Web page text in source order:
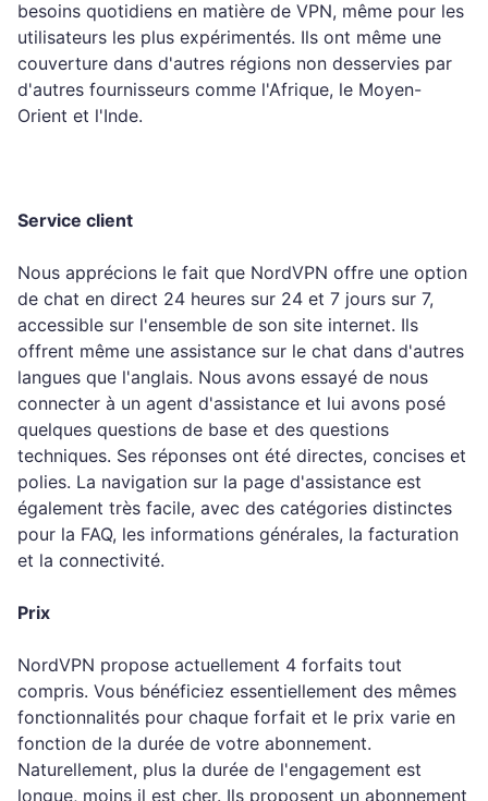
besoins quotidiens en matière de VPN, même pour les
utilisateurs les plus expérimentés. Ils ont même une
couverture dans d'autres régions non desservies par
d'autres fournisseurs comme l'Afrique, le Moyen-
Orient et l'Inde.
Service client
Nous apprécions le fait que NordVPN offre une option
de chat en direct 24 heures sur 24 et 7 jours sur 7,
accessible sur l'ensemble de son site internet. Ils
offrent même une assistance sur le chat dans d'autres
langues que l'anglais. Nous avons essayé de nous
connecter à un agent d'assistance et lui avons posé
quelques questions de base et des questions
techniques. Ses réponses ont été directes, concises et
polies. La navigation sur la page d'assistance est
également très facile, avec des catégories distinctes
pour la FAQ, les informations générales, la facturation
et la connectivité.
Prix
NordVPN propose actuellement 4 forfaits tout
compris. Vous bénéficiez essentiellement des mêmes
fonctionnalités pour chaque forfait et le prix varie en
fonction de la durée de votre abonnement.
Naturellement, plus la durée de l'engagement est
longue, moins il est cher. Ils proposent un abonnement